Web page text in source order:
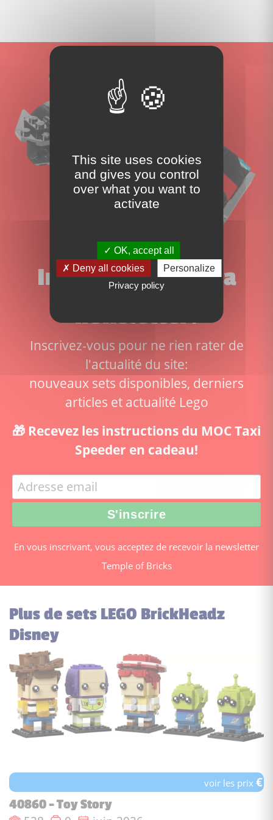
Inscrivez-vous à la
newsletter!
Inscrivez-vous pour ne rien rater de
l'actualité du site:
nouveaux sets disponibles, derniers
articles et actualité Lego
🎁 Recevez les instructions du MOC Taxi
Speeder en cadeau!
En vous inscrivant, vous acceptez de recevoir la newsletter
Temple of Bricks
Plus de sets LEGO BrickHeadz
Disney
voir les prix€
40860 - Toy Story
This site uses cookies
and gives you control
over what you want to
activate
OK, accept all
Deny all cookies
Personalize
Privacy policy